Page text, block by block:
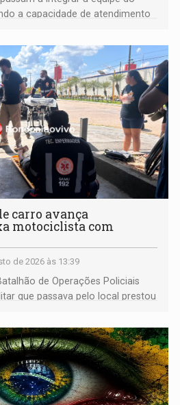
a capacidade de atendimento
carro avança
motociclista com
de 2026 às 13:39
de Operações Policiais
que passava pelo local prestou